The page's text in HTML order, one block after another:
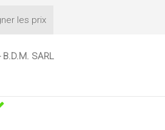
les prix
SARL